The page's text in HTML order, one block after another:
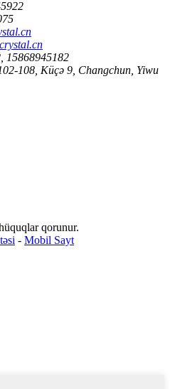
15868945182
108, Küçə 9, Changchun, Yiwu
qorunur.
- Mobil Sayt